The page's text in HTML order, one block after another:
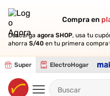
Compra en
Descarga agora SHOP, usa tu
ahorra S/40 en tu primera
Super ElectroHogar
Compra en
Descarga agora SHOP, usa tu
ahorra S/40 en tu primera